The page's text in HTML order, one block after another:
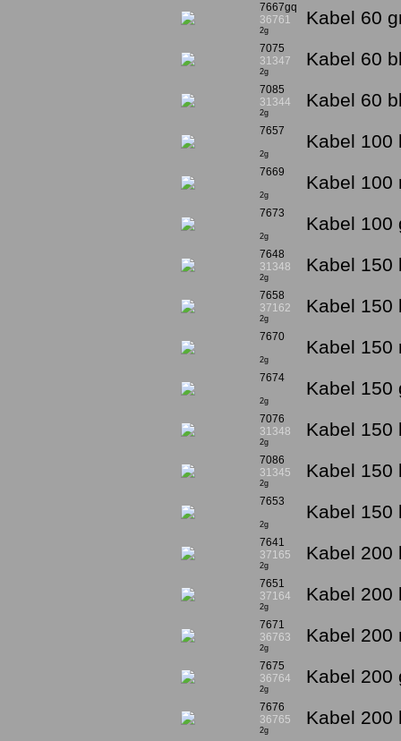
7667gq
36761
2g
Kabel 60
7075
31347
2g
Kabel 60
7085
31344
2g
Kabel 60
7657
2g
Kabel 100
7669
2g
Kabel 100
7673
2g
Kabel 100
7648
31348
2g
Kabel 150
7658
37162
2g
Kabel 150
7670
2g
Kabel 150
7674
2g
Kabel 150
7076
31348
2g
Kabel 150
7086
31345
2g
Kabel 150
7653
2g
Kabel 150
7641
37165
2g
Kabel 200
7651
37164
2g
Kabel 200
7671
36763
2g
Kabel 200
7675
36764
2g
Kabel 200
7676
36765
2g
Kabel 200